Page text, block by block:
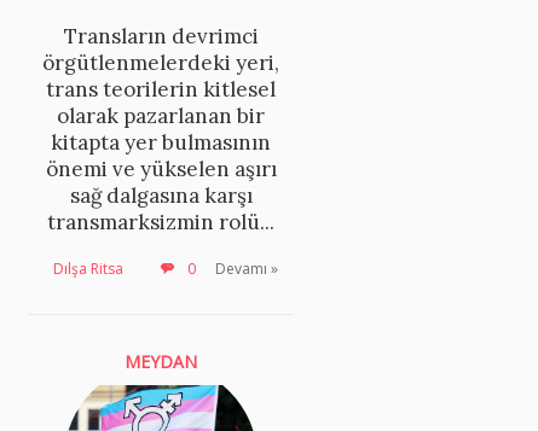
Transların devrimci
örgütlenmelerdeki yeri,
trans teorilerin kitlesel
olarak pazarlanan bir
kitapta yer bulmasının
önemi ve yükselen aşırı
sağ dalgasına karşı
transmarksizmin rolü...
Dılşa Ritsa 0 Devamı »
MEYDAN